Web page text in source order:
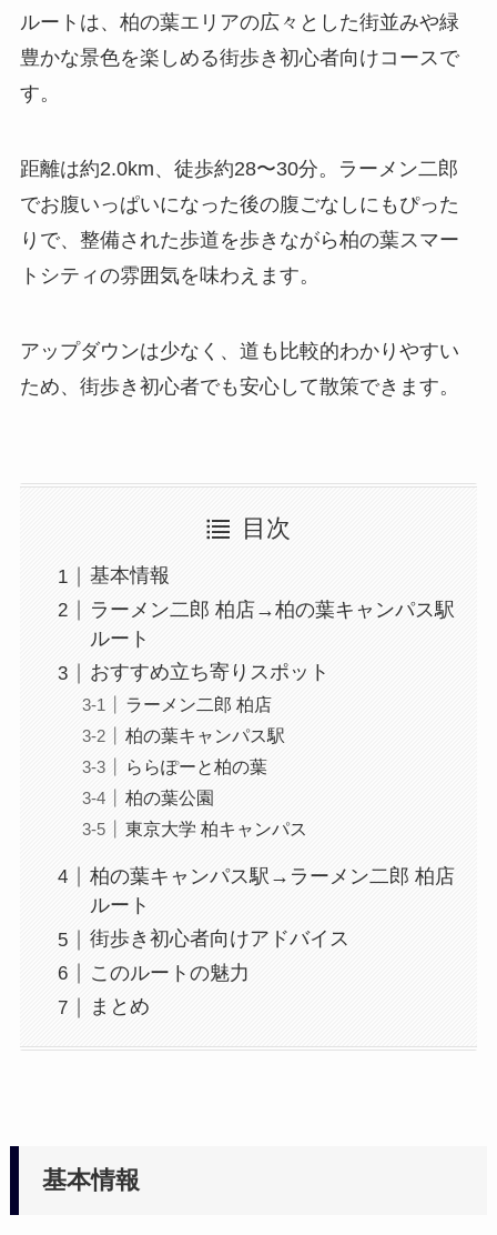
ルートは、柏の葉エリアの広々とした街並みや緑
豊かな景色を楽しめる街歩き初心者向けコースで
す。
距離は約2.0km、徒歩約28〜30分。ラーメン二郎
でお腹いっぱいになった後の腹ごなしにもぴった
りで、整備された歩道を歩きながら柏の葉スマー
トシティの雰囲気を味わえます。
アップダウンは少なく、道も比較的わかりやすい
ため、街歩き初心者でも安心して散策できます。
目次
基本情報
ラーメン二郎 柏店→柏の葉キャンパス駅
ルート
おすすめ立ち寄りスポット
ラーメン二郎 柏店
柏の葉キャンパス駅
ららぽーと柏の葉
柏の葉公園
東京大学 柏キャンパス
柏の葉キャンパス駅→ラーメン二郎 柏店
ルート
街歩き初心者向けアドバイス
このルートの魅力
まとめ
基本情報